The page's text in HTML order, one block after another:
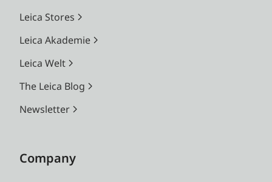
Leica Stores
Leica Akademie
Leica Welt
The Leica Blog
Newsletter
Company